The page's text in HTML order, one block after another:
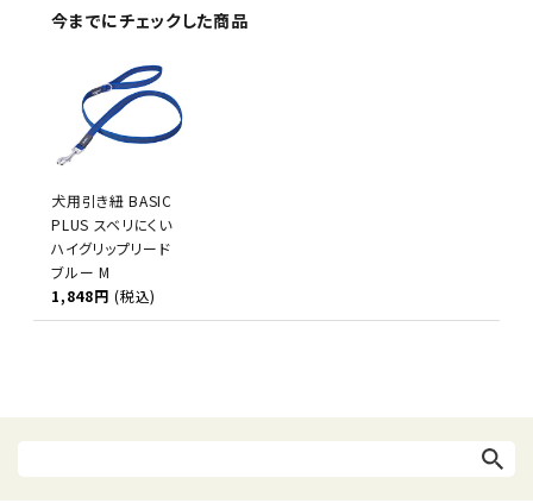
今までにチェックした商品
犬用引き紐 BASIC
PLUS スベリにくい
ハイグリップリード
ブルー M
1,848円 (税込)